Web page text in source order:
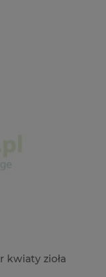
kwiaty zioła